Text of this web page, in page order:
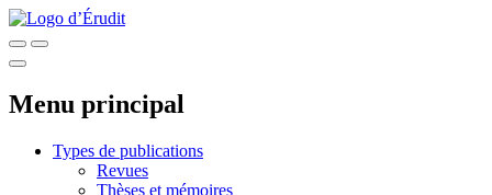
Menu principal
Types de publications
Revues
Thèses et mémoires